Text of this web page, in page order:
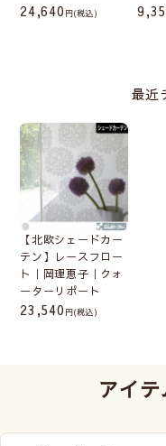
24,640 (税込)
最近
【北欧シェードカー
テン】レースフロー
ト｜岡理恵子｜クォ
ーターリポート
23,540 (税込)
アイ